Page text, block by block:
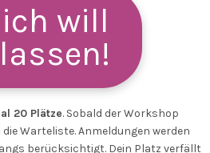
will
20 Plätze. Sobald der Workshop
Warteliste. Anmeldungen werden
berücksichtigt. Dein Platz verfällt